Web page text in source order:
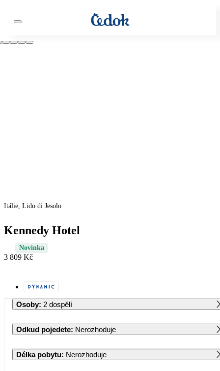
Itálie, Lido di Jesolo
Kennedy Hotel
Novinka
3 809 Kč
Osoby: 2 dospělí
Odkud pojedete: Nerozhoduje
Délka pobytu: Nerozhoduje